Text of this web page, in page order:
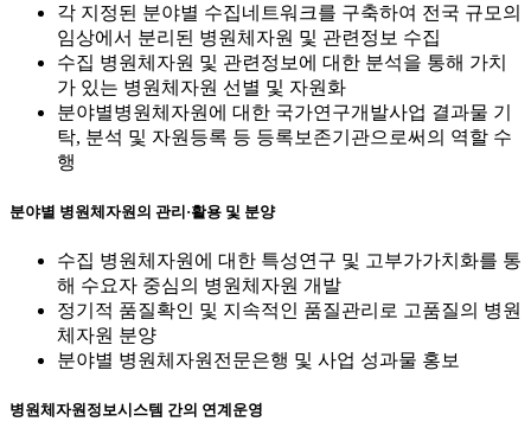
각 지정된 분야별 수집네트워크를 구축하여 전국 규모의
임상에서 분리된 병원체자원 및 관련정보 수집
수집 병원체자원 및 관련정보에 대한 분석을 통해 가치
가 있는 병원체자원 선별 및 자원화
분야별병원체자원에 대한 국가연구개발사업 결과물 기
탁, 분석 및 자원등록 등 등록보존기관으로써의 역할 수
행
분야별 병원체자원의 관리·활용 및 분양
수집 병원체자원에 대한 특성연구 및 고부가가치화를 통
해 수요자 중심의 병원체자원 개발
정기적 품질확인 및 지속적인 품질관리로 고품질의 병원
체자원 분양
분야별 병원체자원전문은행 및 사업 성과물 홍보
병원체자원정보시스템 간의 연계운영